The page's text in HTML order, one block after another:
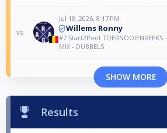
vs
Jul 18, 2026, 8:17 PM
Willems Ronny
#7 Start2Pool TOERNOOIENREEKS -
MIX - DUBBELS
SHOW MORE
Results